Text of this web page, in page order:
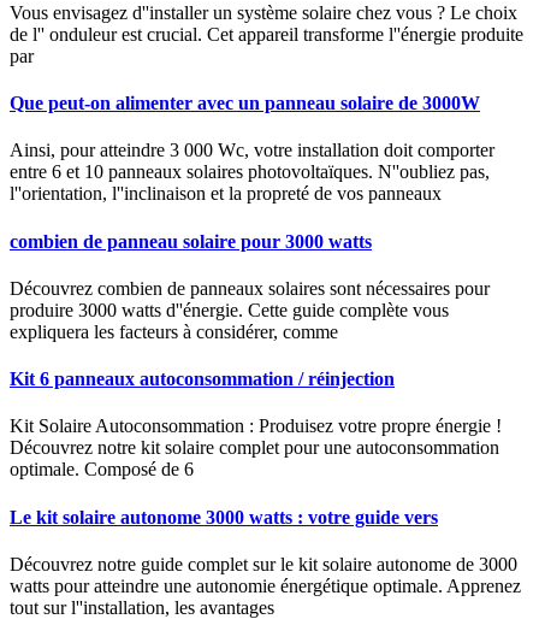
Vous envisagez d''installer un système solaire chez vous ? Le choix
de l'' onduleur est crucial. Cet appareil transforme l''énergie produite
par
Que peut-on alimenter avec un panneau solaire de 3000W
Ainsi, pour atteindre 3 000 Wc, votre installation doit comporter
entre 6 et 10 panneaux solaires photovoltaïques. N''oubliez pas,
l''orientation, l''inclinaison et la propreté de vos panneaux
combien de panneau solaire pour 3000 watts
Découvrez combien de panneaux solaires sont nécessaires pour
produire 3000 watts d''énergie. Cette guide complète vous
expliquera les facteurs à considérer, comme
Kit 6 panneaux autoconsommation / réinjection
Kit Solaire Autoconsommation : Produisez votre propre énergie !
Découvrez notre kit solaire complet pour une autoconsommation
optimale. Composé de 6
Le kit solaire autonome 3000 watts : votre guide vers
Découvrez notre guide complet sur le kit solaire autonome de 3000
watts pour atteindre une autonomie énergétique optimale. Apprenez
tout sur l''installation, les avantages